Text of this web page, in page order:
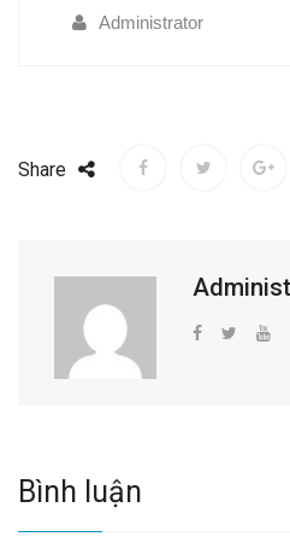
Administrator
Share
Bình luận